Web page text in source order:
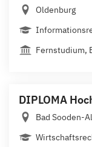
Oldenburg
Fernstudium,
DIPLOMA
Bad Sooden-